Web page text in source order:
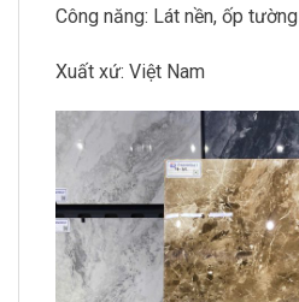
Công năng: Lát nền, ốp tường
Xuất xứ: Việt Nam